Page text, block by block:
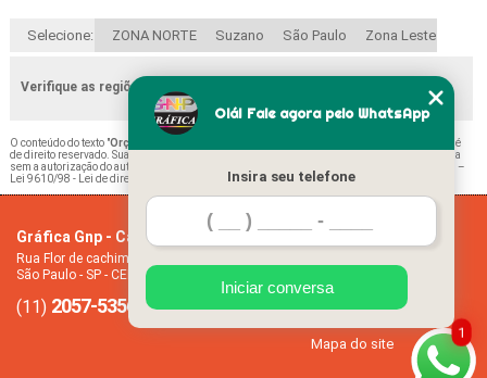
Selecione: ZONA NORTE Suzano São Paulo Zona Leste
Verifique as regiões que atendemos
O conteúdo do texto "Orçamento de Impressão Diário de Classe Escolar Zona Leste
" é
de direito reservado. Sua reprodução, parcial ou total, mesmo citando nossos links, é proibida
sem a autorização do autor. Crime de violação de direito autoral – artigo 184 do Código Penal –
Lei 9610/98 - Lei de direitos autorais
Gráfica Gnp - Cartão de visita
Rua Flor de cachimbo, 274 - Jardim Santana
São Paulo - SP - CEP: 08050-040
(11) 2057-5356 (11)94612-2445
Empresa
Missão
Mapa do site
1
Olá! Fale agora pelo WhatsApp
Insira seu telefone
Iniciar conversa